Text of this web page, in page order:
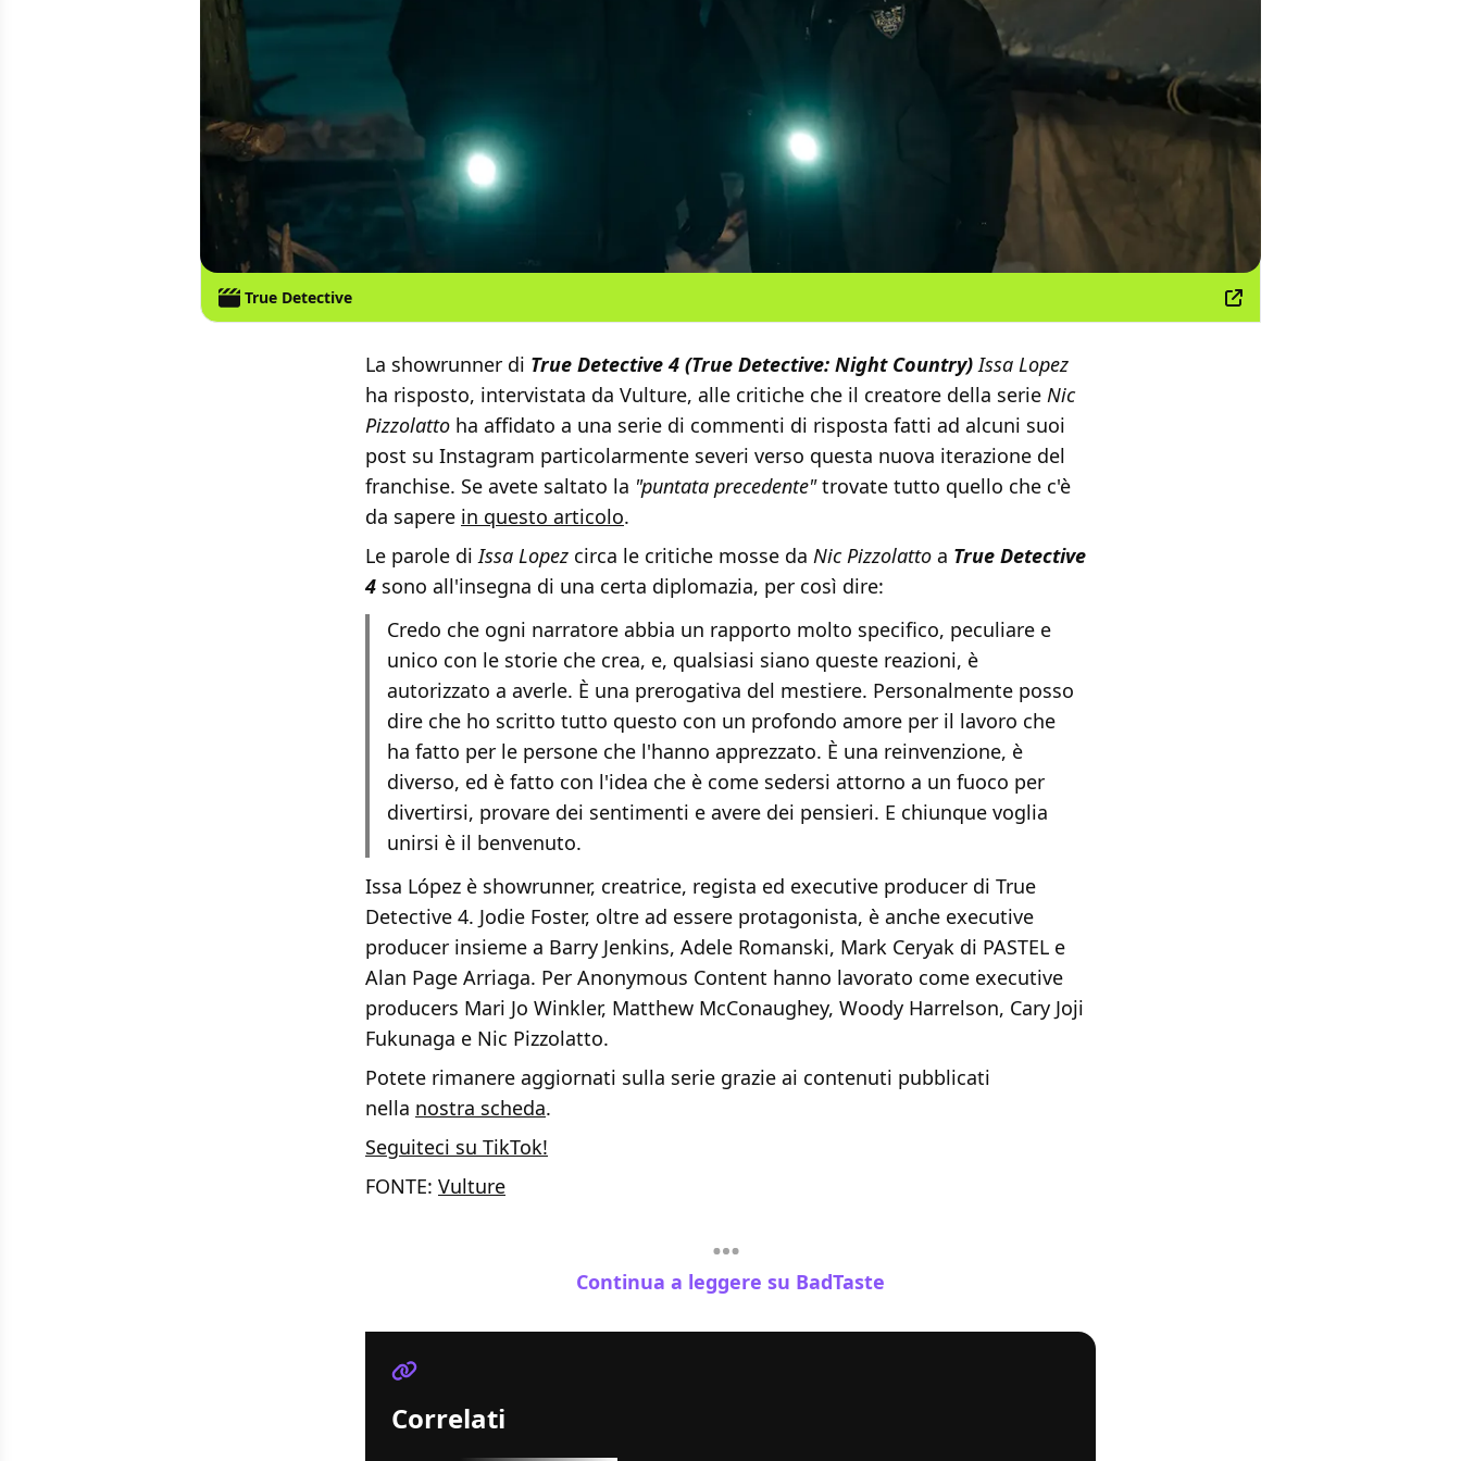
True Detective
La showrunner di True Detective 4 (True Detective: Night Country) Issa Lopez
ha risposto, intervistata da Vulture, alle critiche che il creatore della serie Nic
Pizzolatto ha affidato a una serie di commenti di risposta fatti ad alcuni suoi
post su Instagram particolarmente severi verso questa nuova iterazione del
franchise. Se avete saltato la "puntata precedente"trovate tutto quello che c'è
da sapere in questo articolo.
Le parole diIssa Lopez circa le critiche mosse da Nic Pizzolatto a True Detective
4 sono all'insegna di una certa diplomazia, per così dire:
Credo che ogni narratore abbia un rapporto molto specifico, peculiare e
unico con le storie che crea, e, qualsiasi siano queste reazioni, è
autorizzato a averle. È una prerogativa del mestiere. Personalmente posso
dire che ho scritto tutto questo con un profondo amore per il lavoro che
ha fatto per le persone che l'hanno apprezzato. È una reinvenzione, è
diverso, ed è fatto con l'idea che è come sedersi attorno a un fuoco per
divertirsi, provare dei sentimenti e avere dei pensieri. E chiunque voglia
unirsi è il benvenuto.
Issa López è showrunner, creatrice, regista ed executive producer di True
Detective 4. Jodie Foster, oltre ad essere protagonista, è anche executive
producer insieme a Barry Jenkins, Adele Romanski, Mark Ceryak di PASTEL e
Alan Page Arriaga. Per Anonymous Content hanno lavorato come executive
producers Mari Jo Winkler, Matthew McConaughey, Woody Harrelson, Cary Joji
Fukunaga e Nic Pizzolatto.
Potete rimanere aggiornati sulla serie grazie ai contenuti pubblicati
nella nostra scheda.
Seguiteci su TikTok!
FONTE: Vulture
Continua a leggere su BadTaste
Correlati